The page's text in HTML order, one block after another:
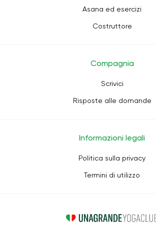
Asana ed esercizi
Costruttore
Compagnia
Scrivici
Risposte alle domande
Informazioni legali
Politica sulla privacy
Termini di utilizzo